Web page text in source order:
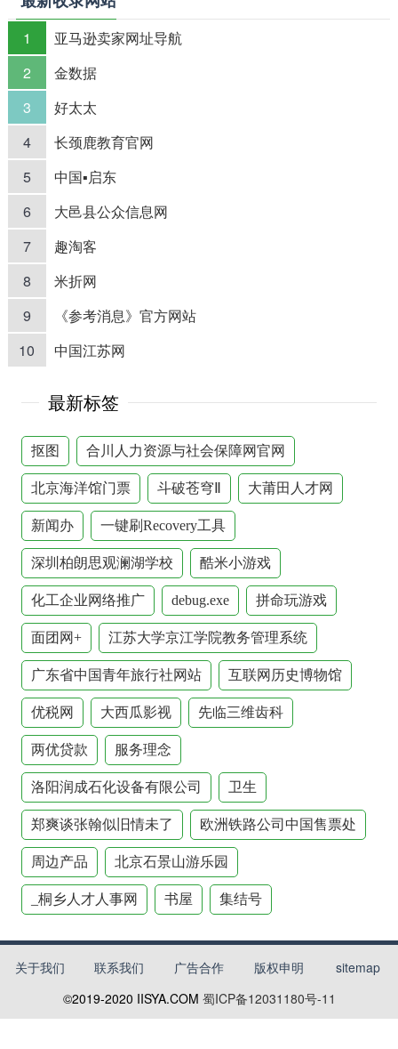
1
亚马逊卖家网址导航
2
金数据
3
好太太
4
长颈鹿教育官网
5
中国▪启东
6
大邑县公众信息网
7
趣淘客
8
米折网
9
《参考消息》官方网站
10
中国江苏网
最新标签
抠图 合川人力资源与社会保障网官网
北京海洋馆门票 斗破苍穹Ⅱ 大莆田人才网
新闻办 一键刷Recovery工具
深圳柏朗思观澜湖学校 酷米小游戏
化工企业网络推广 debug.exe 拼命玩游戏
面团网+ 江苏大学京江学院教务管理系统
广东省中国青年旅行社网站 互联网历史博物馆
优税网 大西瓜影视 先临三维齿科
两优贷款 服务理念
洛阳润成石化设备有限公司 卫生
郑爽谈张翰似旧情未了 欧洲铁路公司中国售票处
周边产品 北京石景山游乐园
_桐乡人才人事网 书屋 集结号
关于我们 联系我们 广告合作 版权申明
sitemap
©2019-2020 IISYA.COM 蜀ICP备12031180号-11